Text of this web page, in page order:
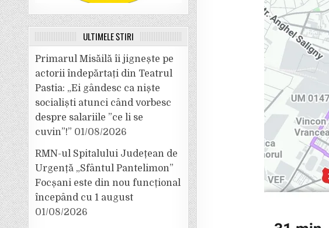
ULTIMELE ȘTIRI
Primarul Misăilă îi jignește pe
actorii îndepărtați din Teatrul
Pastia: „Ei gândesc ca niște
socialiști atunci când vorbesc
despre salariile ”ce li se
cuvin”!” 01/08/2026
RMN-ul Spitalului Județean de
Urgență „Sfântul Pantelimon”
Focșani este din nou funcțional
începând cu 1 august
01/08/2026